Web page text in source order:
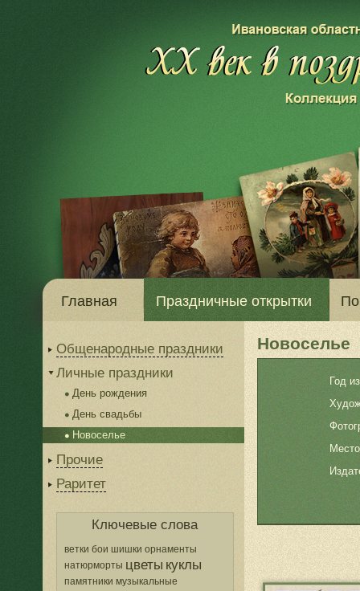
Главная Праздничные открытки
Общенародные праздники
Личные праздники
День рождения
День свадьбы
Новоселье
Прочие
Раритет
Ключевые слова
ветки бои шишки орнаменты
натюрморты цветы куклы
памятники музыкальные
Новоселье
Год